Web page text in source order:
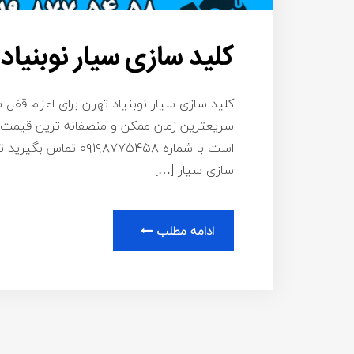
کلید سازی سیار نوبنیاد
کلید سازی سیار نوبنیاد تهران برای اعزام
سریعترین زمان ممکن و منصفانه ترین قیمت
است با شماره
سازی سیار […]
ادامه مطلب